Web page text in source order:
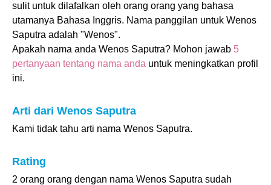
sulit untuk dilafalkan oleh orang orang yang bahasa
utamanya Bahasa Inggris. Nama panggilan untuk Wenos
Saputra adalah "Wenos".
Apakah nama anda Wenos Saputra? Mohon jawab 5
pertanyaan tentang nama anda untuk meningkatkan profil
ini.
Arti dari Wenos Saputra
Kami tidak tahu arti nama Wenos Saputra.
Rating
2 orang orang dengan nama Wenos Saputra sudah